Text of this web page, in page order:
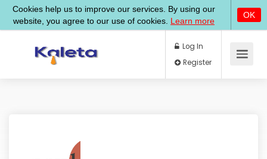
Log In